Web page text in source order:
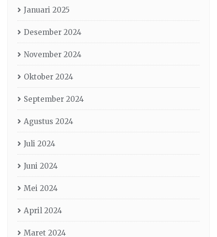
Januari 2025
Desember 2024
November 2024
Oktober 2024
September 2024
Agustus 2024
Juli 2024
Juni 2024
Mei 2024
April 2024
Maret 2024